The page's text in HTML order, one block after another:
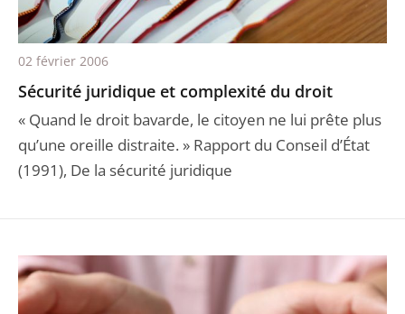
Sécurité juridique et complexité du droit
« Quand le droit bavarde, le citoyen ne lui prête plus
qu’une oreille distraite. » Rapport du Conseil d’État
(1991), De la sécurité juridique
02 février 2006